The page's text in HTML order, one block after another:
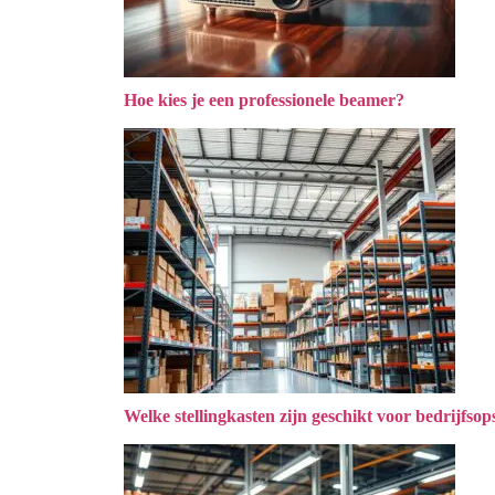
Hoe kies je een professionele beamer?
Welke stellingkasten zijn geschikt voor